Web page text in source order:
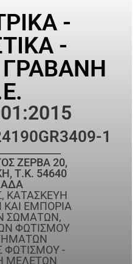
-
-
1
ΖΕΡΒΑ 20,
Τ.Κ. 54640
ΚΑΤΑΣΚΕΥΗ
ΚΑΙ ΕΜΠΟΡΙΑ
ΣΩΜΑΤΩΝ,
ΦΩΤΙΣΜΟΥ
ΦΩΤΙΣΜΟΥ -
ΜΕΛΕΤΩΝ